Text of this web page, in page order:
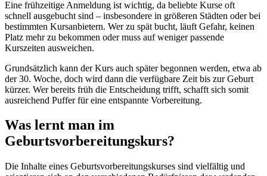
Eine frühzeitige Anmeldung ist wichtig, da beliebte Kurse oft
schnell ausgebucht sind – insbesondere in größeren Städten oder bei
bestimmten Kursanbietern. Wer zu spät bucht, läuft Gefahr, keinen
Platz mehr zu bekommen oder muss auf weniger passende
Kurszeiten ausweichen.
Grundsätzlich kann der Kurs auch später begonnen werden, etwa ab
der 30. Woche, doch wird dann die verfügbare Zeit bis zur Geburt
kürzer. Wer bereits früh die Entscheidung trifft, schafft sich somit
ausreichend Puffer für eine entspannte Vorbereitung.
Was lernt man im
Geburtsvorbereitungskurs?
Die Inhalte eines Geburtsvorbereitungskurses sind vielfältig und